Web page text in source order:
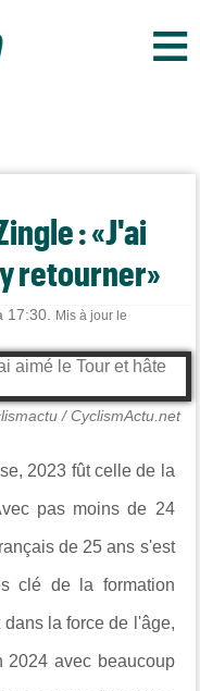
≡
: «J'ai
retourner»
17:30.
Mis à jour le
/ CyclismActu.net
2023 fût celle de la
pas moins de 24
de 25 ans s'est
clé de la formation
la force de l'âge,
2024 avec beaucoup